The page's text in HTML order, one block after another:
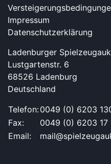
Impressum
Datenschutzerklärung
Ladenburger
Lustgartenstr. 6
68526 Ladenburg
Deutschland
Telefon:0049 (0) 6203
Fax:
0049 (0) 6203 17
Email: